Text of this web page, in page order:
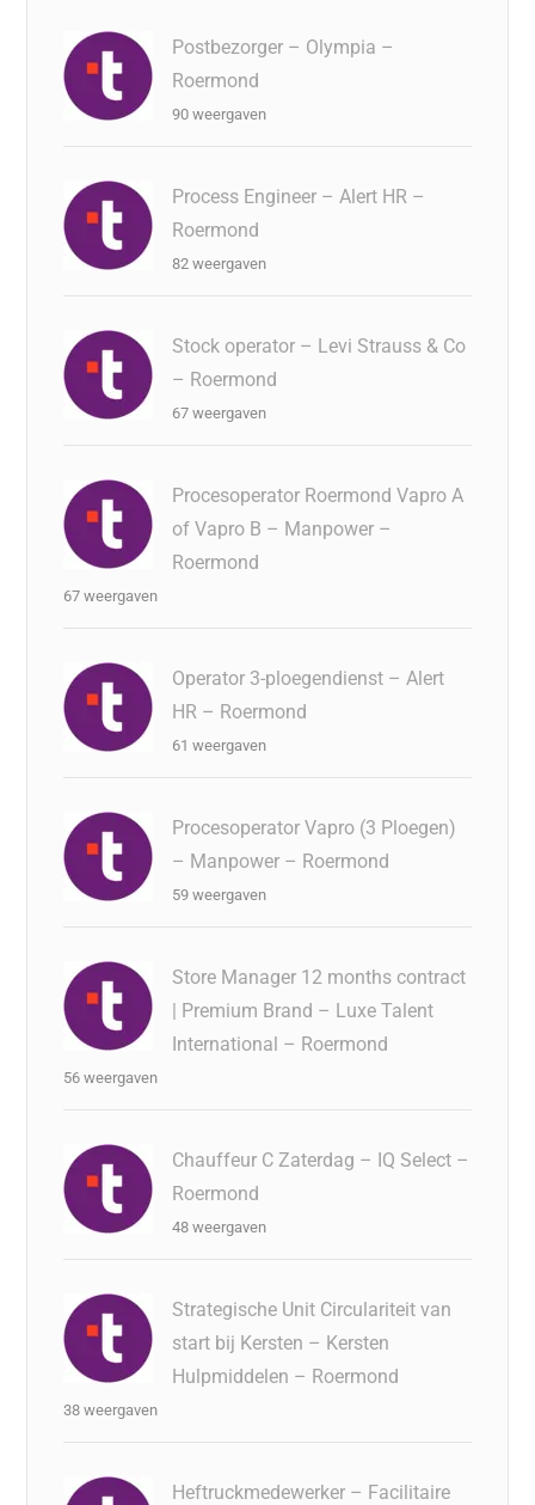
Postbezorger – Olympia –
Roermond
90 weergaven
Process Engineer – Alert HR –
Roermond
82 weergaven
Stock operator – Levi Strauss & Co
– Roermond
67 weergaven
Procesoperator Roermond Vapro A
of Vapro B – Manpower –
Roermond
67 weergaven
Operator 3-ploegendienst – Alert
HR – Roermond
61 weergaven
Procesoperator Vapro (3 Ploegen)
– Manpower – Roermond
59 weergaven
Store Manager 12 months contract
| Premium Brand – Luxe Talent
International – Roermond
56 weergaven
Chauffeur C Zaterdag – IQ Select –
Roermond
48 weergaven
Strategische Unit Circulariteit van
start bij Kersten – Kersten
Hulpmiddelen – Roermond
38 weergaven
Heftruckmedewerker – Facilitaire